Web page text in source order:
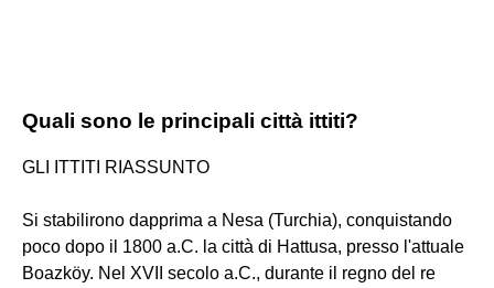
Quali sono le principali città ittiti?
GLI ITTITI RIASSUNTO
Si stabilirono dapprima a Nesa (Turchia), conquistando
poco dopo il 1800 a.C. la città di Hattusa, presso l'attuale
Boazköy. Nel XVII secolo a.C., durante il regno del re